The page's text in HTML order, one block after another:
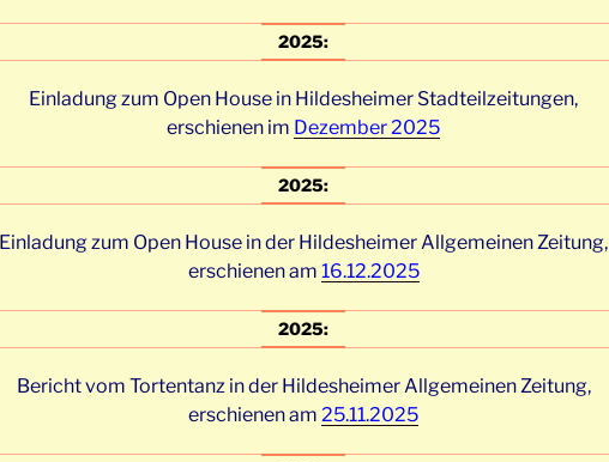
2025:
Einladung zum Open House in Hildesheimer Stadteilzeitungen,
erschienen im Dezember 2025
2025:
Einladung zum Open House in der Hildesheimer Allgemeinen Zeitung,
erschienen am 16.12.2025
2025:
Bericht vom Tortentanz in der Hildesheimer Allgemeinen Zeitung,
erschienen am 25.11.2025